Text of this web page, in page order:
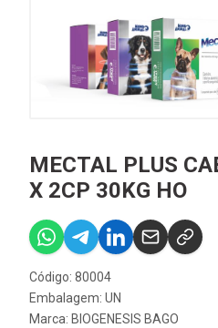
MECTAL PLUS
X 2CP 30KG HO
Código: 80004
Embalagem: UN
Marca: BIOGENESIS BAGO